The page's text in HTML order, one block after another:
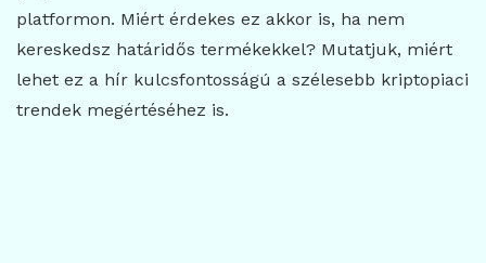
platformon. Miért érdekes ez akkor is, ha nem
kereskedsz határidős termékekkel? Mutatjuk, miért
lehet ez a hír kulcsfontosságú a szélesebb kriptopiaci
trendek megértéséhez is.